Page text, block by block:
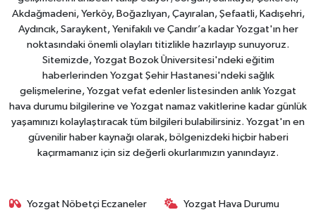
Akdağmadeni, Yerköy, Boğazlıyan, Çayıralan, Şefaatli, Kadışehri,
Aydıncık, Saraykent, Yenifakılı ve Çandır’a kadar Yozgat'ın her
noktasındaki önemli olayları titizlikle hazırlayıp sunuyoruz.
Sitemizde, Yozgat Bozok Üniversitesi'ndeki eğitim
haberlerinden Yozgat Şehir Hastanesi'ndeki sağlık
gelişmelerine, Yozgat vefat edenler listesinden anlık Yozgat
hava durumu bilgilerine ve Yozgat namaz vakitlerine kadar günlük
yaşamınızı kolaylaştıracak tüm bilgileri bulabilirsiniz. Yozgat'ın en
güvenilir haber kaynağı olarak, bölgenizdeki hiçbir haberi
kaçırmamanız için siz değerli okurlarımızın yanındayız.
Yozgat Nöbetçi Eczaneler Yozgat Hava Durumu